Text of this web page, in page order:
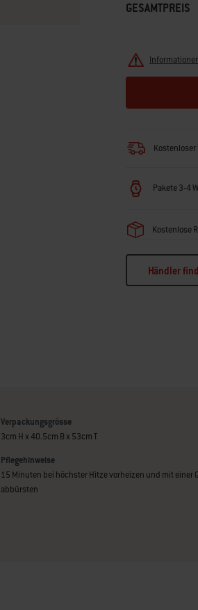
GESAMTPREIS
Pakete 3-4
Kostenlose
Händler
Verpackungsgrösse
3cm H x 40.5cm B x 53cm T
Pflegehinweise
15 Minuten bei höchster Hitze vorheizen und mit einer
abbürsten